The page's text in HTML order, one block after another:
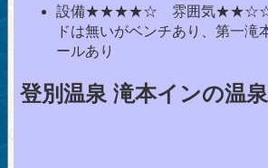
設備★★★★☆ 雰囲気
ドは無いがベンチあり、第一滝
ールあり
登別温泉 滝本インの温